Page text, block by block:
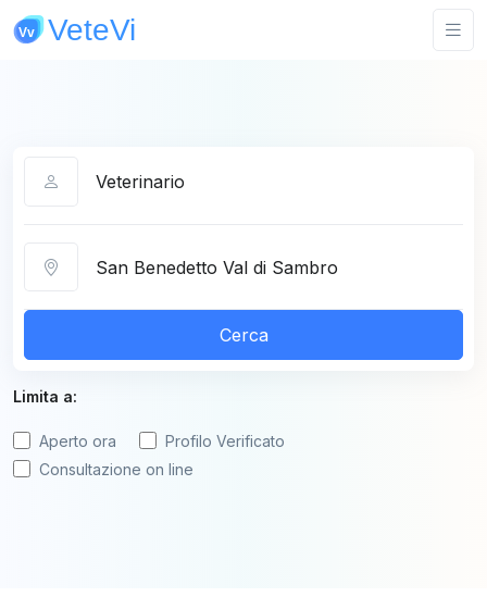
Cerca
Limita a:
Aperto ora
Profilo Verificato
Consultazione on line